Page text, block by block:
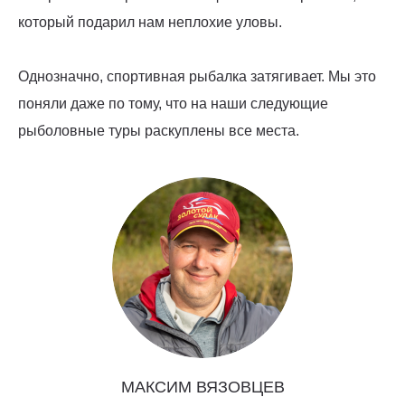
который подарил нам неплохие уловы.
Однозначно, спортивная рыбалка затягивает. Мы это
поняли даже по тому, что на наши следующие
рыболовные туры раскуплены все места.
МАКСИМ ВЯЗОВЦЕВ